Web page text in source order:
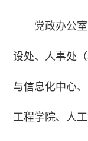
党政办公
设处、人事处
与信息化中心
工程学院、人